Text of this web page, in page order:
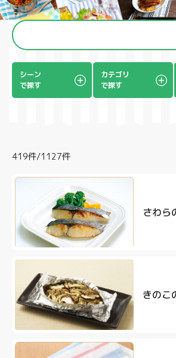
シーン
で探す
カテゴリ
で探す
419件/1127件
さわら
きのこ